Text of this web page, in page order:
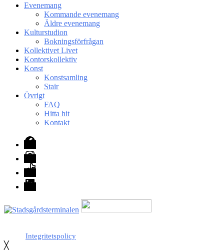
Evenemang
Kommande evenemang
Äldre evenemang
Kulturstudion
Bokningsförfrågan
Kollektivet Livet
Kontorskollektiv
Konst
Konstsamling
Stair
Övrigt
FAQ
Hitta hit
Kontakt
Facebook
Instagram
TikTok
LinkedIn
Integritetspolicy
╳